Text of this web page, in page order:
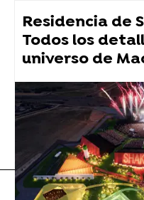
Residencia de
Todos los
universo de
Beyoncé
Flooxer Now » Música